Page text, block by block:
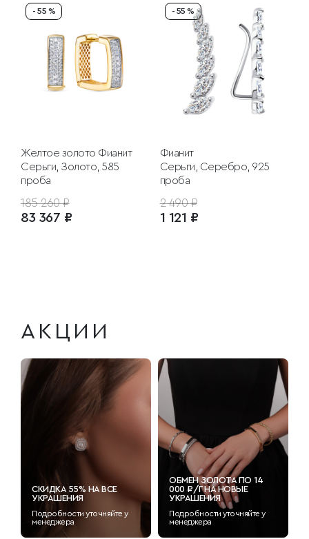
- 55 %
Желтое золото Фианит
Серьги, Золото, 585
проба
185 260 ₽
83 367 ₽
- 55 %
Фианит
Серьги, Серебро, 925
проба
2 490 ₽
1 121 ₽
АКЦИИ
СКИДКА 55% НА ВСЕ
УКРАШЕНИЯ
Подробности уточняйте у
менеджера
ОБМЕН ЗОЛОТА ПО 14
000 ₽/Г НА НОВЫЕ
УКРАШЕНИЯ
Подробности уточняйте у
менеджера